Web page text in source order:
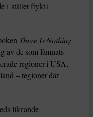
i stället flykt i
There Is Nothing
av de som lämnats
regioner i USA,
– regioner där
liknande